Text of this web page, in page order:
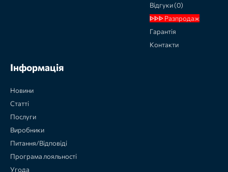
Відгуки (0)
ᐈᐈᐈ Разпродаж
Гарантія
Контакти
Інформація
Новини
Статті
Послуги
Виробники
Питання/Відповіді
Програма лояльності
Угода